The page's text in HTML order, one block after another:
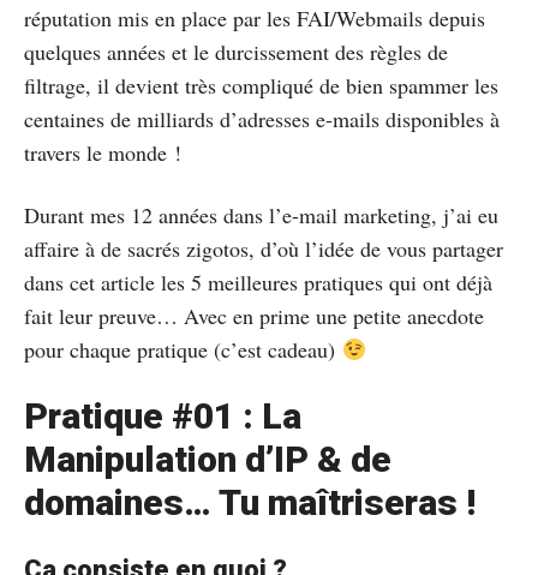
réputation mis en place par les FAI/Webmails depuis
quelques années et le durcissement des règles de
filtrage, il devient très compliqué de bien spammer les
centaines de milliards d’adresses e-mails disponibles à
travers le monde !
Durant mes 12 années dans l’e-mail marketing, j’ai eu
affaire à de sacrés zigotos, d’où l’idée de vous partager
dans cet article les 5 meilleures pratiques qui ont déjà
fait leur preuve… Avec en prime une petite anecdote
pour chaque pratique (c’est cadeau)
Pratique #01 : La
Manipulation d’IP & de
domaines… Tu maîtriseras !